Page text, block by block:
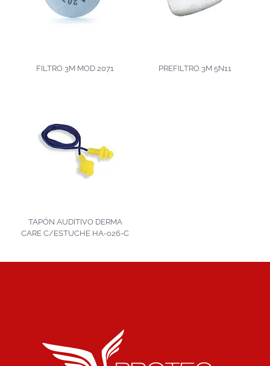
FILTRO 3M MOD 2071 PREFILTRO 3M 5N11
TAPÓN AUDITIVO DERMA
CARE C/ESTUCHE HA-026-C